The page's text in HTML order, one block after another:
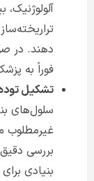
دهند. در
فوراً به
تشکیل
سلول‌های
غیرمطلوب
بررسی
بنیادی